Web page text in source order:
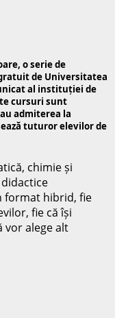
o serie de
de Universitatea
al instituției de
cursuri sunt
admiterea la
tuturor elevilor de
chimie și
format hibrid, fie
fie că își
vor alege alt